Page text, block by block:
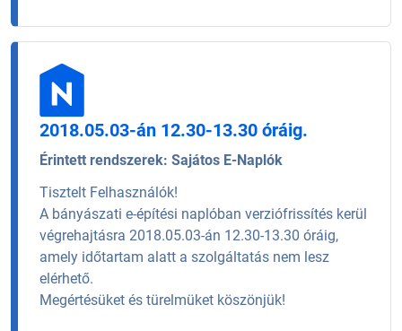
2018.05.03-án 12.30-13.30 óráig.
Érintett rendszerek: Sajátos E-Naplók
Tisztelt Felhasználók!
A bányászati e-építési naplóban verziófrissítés kerül
végrehajtásra 2018.05.03-án 12.30-13.30 óráig,
amely időtartam alatt a szolgáltatás nem lesz
elérhető.
Megértésüket és türelmüket köszönjük!